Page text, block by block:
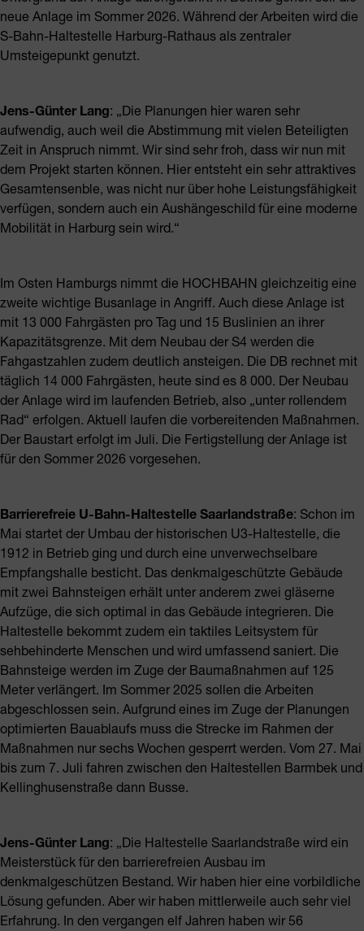
neue Anlage im Sommer 2026. Während der Arbeiten wird die
S-Bahn-Haltestelle Harburg-Rathaus als zentraler
Umsteigepunkt genutzt.
Jens-Günter Lang: „Die Planungen hier waren sehr
aufwendig, auch weil die Abstimmung mit vielen Beteiligten
Zeit in Anspruch nimmt. Wir sind sehr froh, dass wir nun mit
dem Projekt starten können. Hier entsteht ein sehr attraktives
Gesamtensenble, was nicht nur über hohe Leistungsfähigkeit
verfügen, sondern auch ein Aushängeschild für eine moderne
Mobilität in Harburg sein wird.“
Im Osten Hamburgs nimmt die HOCHBAHN gleichzeitig eine
zweite wichtige Busanlage in Angriff. Auch diese Anlage ist
mit 13 000 Fahrgästen pro Tag und 15 Buslinien an ihrer
Kapazitätsgrenze. Mit dem Neubau der S4 werden die
Fahgastzahlen zudem deutlich ansteigen. Die DB rechnet mit
täglich 14 000 Fahrgästen, heute sind es 8 000. Der Neubau
der Anlage wird im laufenden Betrieb, also „unter rollendem
Rad“ erfolgen. Aktuell laufen die vorbereitenden Maßnahmen.
Der Baustart erfolgt im Juli. Die Fertigstellung der Anlage ist
für den Sommer 2026 vorgesehen.
Barrierefreie U-Bahn-Haltestelle Saarlandstraße: Schon im
Mai startet der Umbau der historischen U3-Haltestelle, die
1912 in Betrieb ging und durch eine unverwechselbare
Empfangshalle besticht. Das denkmalgeschützte Gebäude
mit zwei Bahnsteigen erhält unter anderem zwei gläserne
Aufzüge, die sich optimal in das Gebäude integrieren. Die
Haltestelle bekommt zudem ein taktiles Leitsystem für
sehbehinderte Menschen und wird umfassend saniert. Die
Bahnsteige werden im Zuge der Baumaßnahmen auf 125
Meter verlängert. Im Sommer 2025 sollen die Arbeiten
abgeschlossen sein. Aufgrund eines im Zuge der Planungen
optimierten Bauablaufs muss die Strecke im Rahmen der
Maßnahmen nur sechs Wochen gesperrt werden. Vom 27. Mai
bis zum 7. Juli fahren zwischen den Haltestellen Barmbek und
Kellinghusenstraße dann Busse.
Jens-Günter Lang: „Die Haltestelle Saarlandstraße wird ein
Meisterstück für den barrierefreien Ausbau im
denkmalgeschützen Bestand. Wir haben hier eine vorbildliche
Lösung gefunden. Aber wir haben mittlerweile auch sehr viel
Erfahrung. In den vergangen elf Jahren haben wir 56